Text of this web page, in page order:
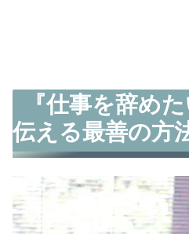
『仕事を辞め
伝える最善の方